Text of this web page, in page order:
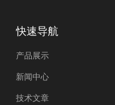
快速导航
产品展示
新闻中心
技术文章